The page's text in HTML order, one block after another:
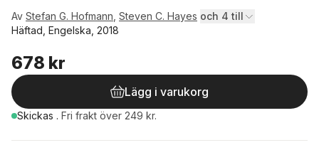
Av Stefan G. Hofmann Steven C. Hayes och 4 till
Häftad, Engelska, 2018
678 kr
Lägg i varukorg
Skickas . Fri frakt över 249 kr.